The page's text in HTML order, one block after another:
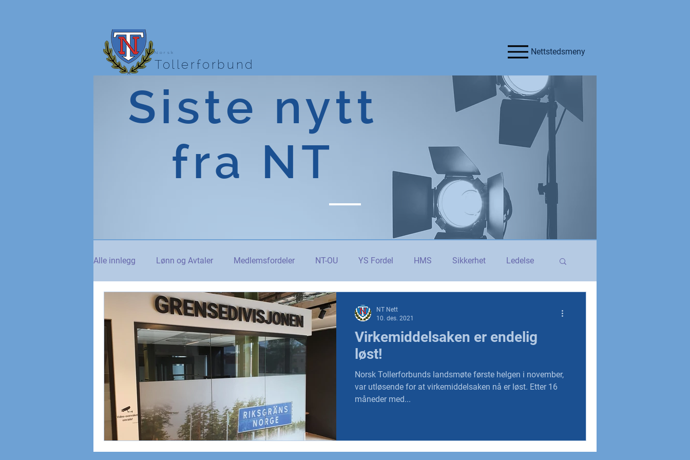
Norsk
Tollerforbund
Nettstedsmeny
Siste nytt
fra NT
Alle innlegg Lønn og Avtaler Medlemsfordeler NT-OU YS Fordel HMS Sikkerhet Ledelse
Norsk Tollblad Kurs og Utdanning Tolletaten Organisasjon
Internasjonalt Andre nyheter Budsjett og økonomi Pensjon og seniorpolitikk YS og YS Stat
NTO og UFE Teknologi, IT og AI LM25 Gjensidige
Virkemiddelsaken er endelig
løst!
Norsk Tollerforbunds landsmøte første helgen i november,
var utløsende for at virkemiddelsaken nå er løst. Etter 16
måneder med...
NT Nett
10. des. 2021